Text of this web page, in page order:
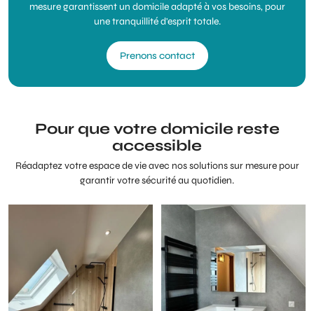
mesure garantissent un domicile adapté à vos besoins, pour
une tranquillité d'esprit totale.
Prenons contact
Pour que votre domicile reste
accessible
Réadaptez votre espace de vie avec nos solutions sur mesure pour
garantir votre sécurité au quotidien.